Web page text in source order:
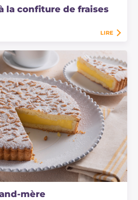
la confiture de fraises
LIRE
mère